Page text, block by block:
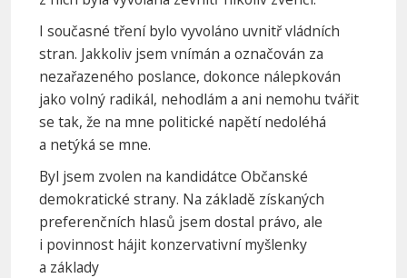
I současné tření bylo vyvoláno uvnitř vládních
stran. Jakkoliv jsem vnímán a označován za
nezařazeného poslance, dokonce nálepkován
jako volný radikál, nehodlám a ani nemohu tvářit
se tak, že na mne politické napětí nedoléhá
a netýká se mne.
Byl jsem zvolen na kandidátce Občanské
demokratické strany. Na základě získaných
preferenčních hlasů jsem dostal právo, ale
i povinnost hájit konzervativní myšlenky
a základy